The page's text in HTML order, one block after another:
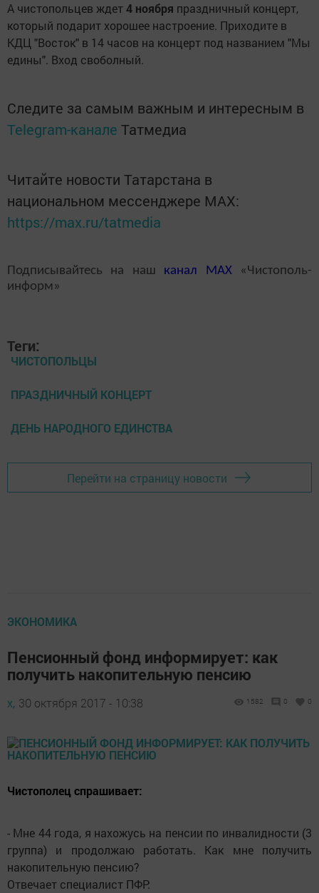
А чистопольцев ждет4 ноября праздничный концерт,
который подарит хорошее настроение. Приходите в
КДЦ "Восток" в 14 часов на концерт под названием "Мы
едины". Вход своболный.
Следите за самым важным и интересным в
Telegram-канале Татмедиа
Читайте новости Татарстана в
национальном мессенджере MАХ:
https://max.ru/tatmedia
Подписывайтесь на наш канал MAX«Чистополь-
информ»
Теги:
ЧИСТОПОЛЬЦЫ
ПРАЗДНИЧНЫЙ КОНЦЕРТ
ДЕНЬ НАРОДНОГО ЕДИНСТВА
Перейти на страницу новости
ЭКОНОМИКА
Пенсионный фонд информирует: как
получить накопительную пенсию
х, 30 октября 2017 - 10:38 1582 0 0
Чистополец спрашивает:
- Мне 44 года, я нахожусь на пенсии по инвалидности (3
группа) и продолжаю работать. Как мне получить
накопительную пенсию?
Отвечает специалист ПФР: